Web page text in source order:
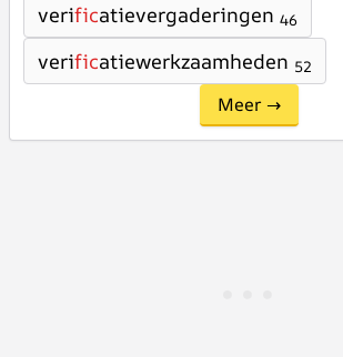
verificatievergaderingen 46
verificatiewerkzaamheden 52
Meer →